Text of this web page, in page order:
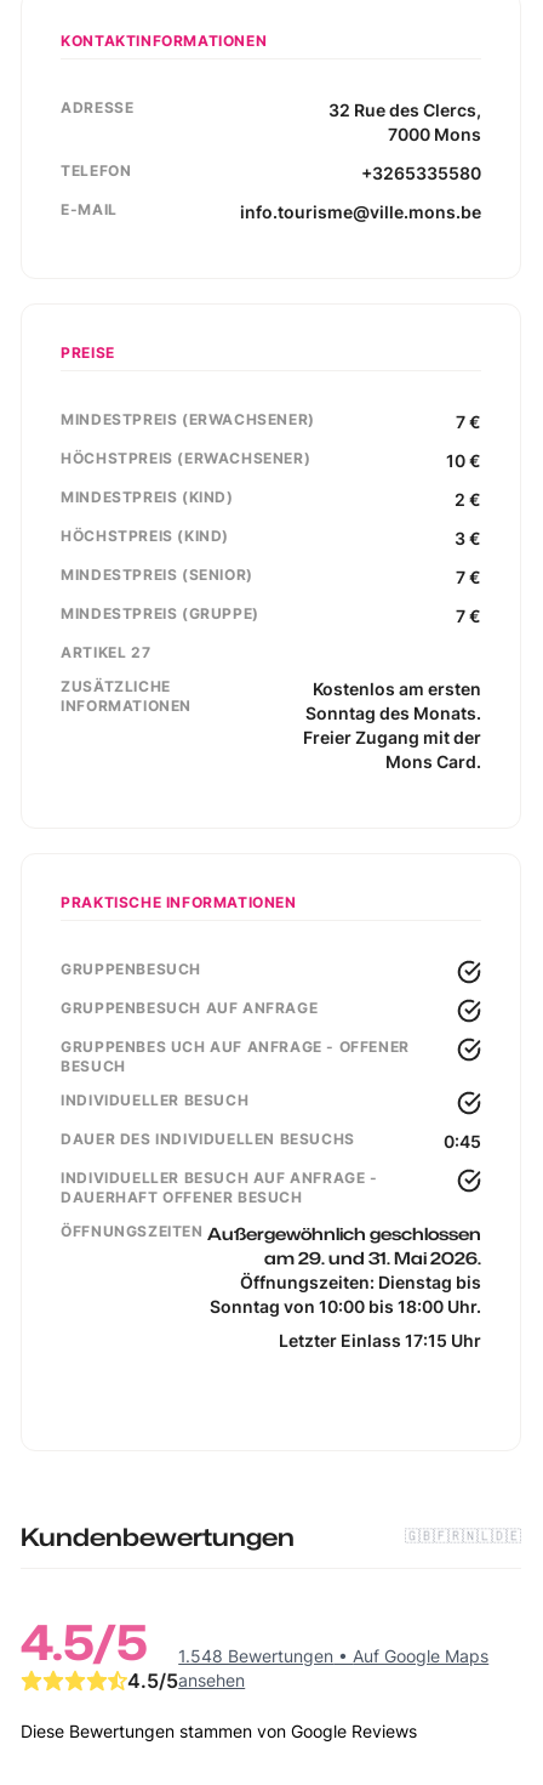
KONTAKTINFORMATIONEN
ADRESSE 32 Rue des Clercs,
7000 Mons
TELEFON +3265335580
E-MAIL info.tourisme@ville.mons.be
PREISE
MINDESTPREIS (ERWACHSENER) 7€
HÖCHSTPREIS (ERWACHSENER) 10€
MINDESTPREIS (KIND) 2 €
HÖCHSTPREIS (KIND) 3€
MINDESTPREIS (SENIOR) 7€
MINDESTPREIS (GRUPPE) 7€
ARTIKEL 27
ZUSÄTZLICHE
INFORMATIONEN
Kostenlos am ersten
Sonntag des Monats.
Freier Zugang mit der
Mons Card.
PRAKTISCHE INFORMATIONEN
GRUPPENBESUCH
GRUPPENBESUCH AUF ANFRAGE
GRUPPENBES UCH AUF ANFRAGE - OFFENER
BESUCH
INDIVIDUELLER BESUCH
DAUER DES INDIVIDUELLEN BESUCHS 0:45
INDIVIDUELLER BESUCH AUF ANFRAGE -
DAUERHAFT OFFENER BESUCH
ÖFFNUNGSZEITEN Außergewöhnlich geschlossen
am 29. und 31. Mai 2026.
Öffnungszeiten: Dienstag bis
Sonntag von 10:00 bis 18:00 Uhr.
Letzter Einlass 17:15 Uhr
Kundenbewertungen 🇬🇧🇫🇷🇳🇱🇩🇪
4.5/5
4.5/5
1.548 Bewertungen • Auf Google Maps
ansehen
Diese Bewertungen stammen von Google Reviews